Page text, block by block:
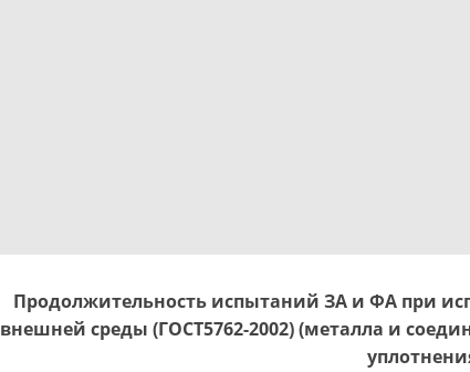
Продолжительность испытаний ЗА и ФА при
внешней среды (ГОСТ5762-2002) (металла и